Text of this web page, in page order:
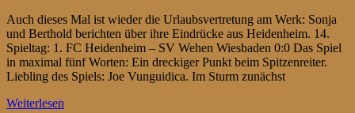
Auch dieses Mal ist wieder die Urlaubsvertretung am Werk: Sonja
und Berthold berichten über ihre Eindrücke aus Heidenheim. 14.
Spieltag: 1. FC Heidenheim – SV Wehen Wiesbaden 0:0 Das Spiel
in maximal fünf Worten: Ein dreckiger Punkt beim Spitzenreiter.
Liebling des Spiels: Joe Vunguidica. Im Sturm zunächst
Weiterlesen